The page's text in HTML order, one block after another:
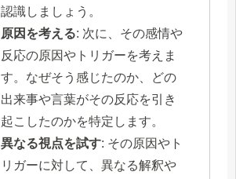
認識しましょう。
原因を考える: 次に、その感情や
反応の原因やトリガーを考えま
す。なぜそう感じたのか、どの
出来事や言葉がその反応を引き
起こしたのかを特定します。
異なる視点を試す: その原因やト
リガーに対して、異なる解釈や